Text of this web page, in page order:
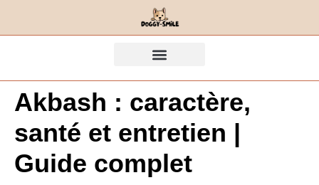
Akbash : caractère,
santé et entretien |
Guide complet